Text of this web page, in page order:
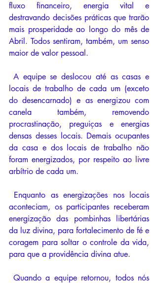
fluxo financeiro, energia vital e
destravando decisões práticas que trarão
mais prosperidade ao longo do mês de
Abril. Todos sentiram, também, um senso
maior de valor pessoal.
locais de trabalho de cada um (exceto
do desencarnado) e as energizou com
canela também, removendo
procrastinação, preguiças e energias
densas desses locais. Demais ocupantes
da casa e dos locais de trabalho não
foram energizados, por respeito ao livre
arbítrio de cada um.
aconteciam, os participantes receberam
energização das pombinhas libertárias
da luz divina, para fortalecimento de fé e
coragem para soltar o controle da vida,
para que a providência divina atue.